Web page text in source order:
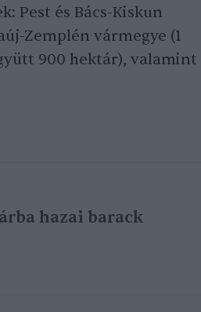
Pest és Bács-Kiskun
Zemplén vármegye (1
900 hektár), valamint
hazai barack